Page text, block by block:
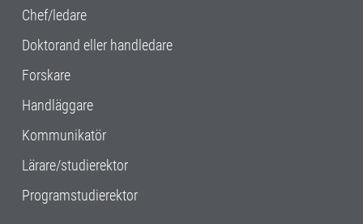
Chef/ledare
Doktorand eller handledare
Forskare
Handläggare
Kommunikatör
Lärare/studierektor
Programstudierektor